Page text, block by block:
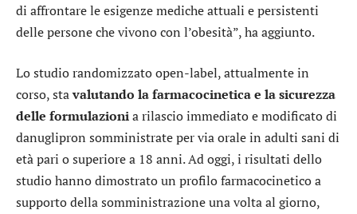
di affrontare le esigenze mediche attuali e persistenti
delle persone che vivono con l’obesità”, ha aggiunto.
Lo studio randomizzato open-label, attualmente in
corso, stavalutando la farmacocinetica e la sicurezza
delle formulazionia rilascio immediato e modificato di
danuglipron somministrate per via orale in adulti sani di
età pari o superiore a 18 anni. Ad oggi, i risultati dello
studio hanno dimostrato un profilo farmacocinetico a
supporto della somministrazione una volta al giorno,